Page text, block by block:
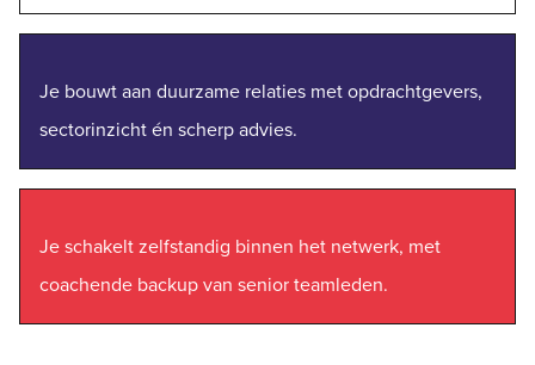
Je bouwt aan duurzame relaties met opdrachtgevers,
sectorinzicht én scherp advies.
Je schakelt zelfstandig binnen het netwerk, met
coachende backup van senior teamleden.